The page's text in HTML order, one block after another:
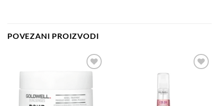
POVEZANI PROIZVODI
listu